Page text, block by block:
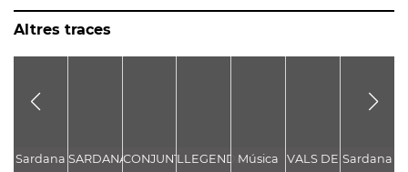
Altres traces
Sardana SARDANACONJUNTLLEGENDAMúsica
VALS DE Sardana